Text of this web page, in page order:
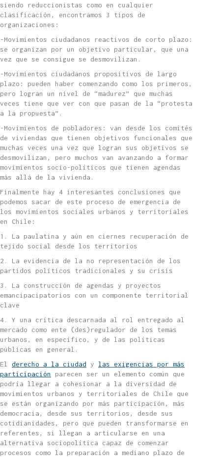
siendo reduccionistas como en cualquier
clasificación, encontramos 3 tipos de
organizaciones:
-Movimientos ciudadanos reactivos de corto plazo:
se organizan por un objetivo particular, que una
vez que se consigue se desmovilizan.
-Movimientos ciudadanos propositivos de largo
plazo: pueden haber comenzando como los primeros,
pero logran un nivel de “madurez” que muchas
veces tiene que ver con que pasan de la “protesta
a la propuesta”.
-Movimientos de pobladores: van desde los comités
de viviendas que tienen objetivos funcionales que
muchas veces una vez que logran sus objetivos se
desmovilizan, pero muchos van avanzando a formar
movimientos socio-políticos que tienen agendas
más allá de la vivienda.
Finalmente hay 4 interesantes conclusiones que
podemos sacar de este proceso de emergencia de
los movimientos sociales urbanos y territoriales
en Chile:
1. La paulatina y aún en ciernes recuperación de
tejido social desde los territorios
2. La evidencia de la no representación de los
partidos políticos tradicionales y su crisis
3. La construcción de agendas y proyectos
emancipacipatorios con un componente territorial
clave
4. Y una crítica descarnada al rol entregado al
mercado como ente (des)regulador de los temas
urbanos, en específico, y de las políticas
públicas en general.
El derecho a la ciudad y las exigencias por más
participación
parecen ser un elemento común que
podría llegar a cohesionar a la diversidad de
movimientos urbanos y territoriales de Chile que
se están organizando por más participación, más
democracia, desde sus territorios, desde sus
cotidianidades, pero que pueden transformarse en
referentes, si llegan a articularse en una
alternativa sociopolítica capaz de comenzar
procesos como la preparación a mediano plazo de